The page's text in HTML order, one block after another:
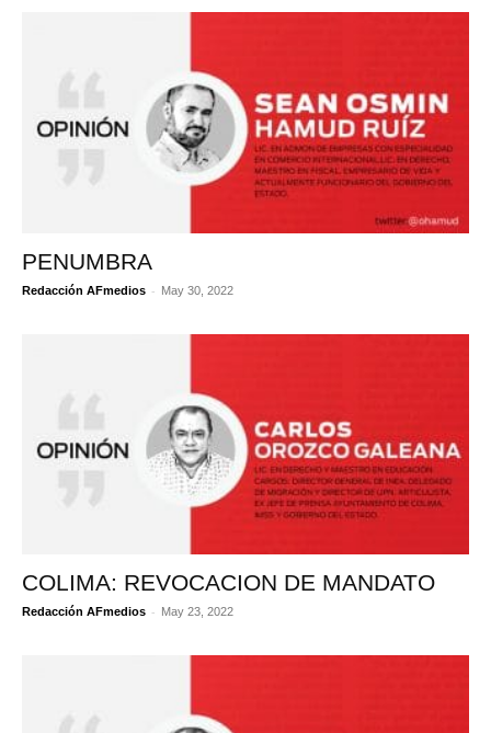
PENUMBRA
Redacción AFmedios - May 30, 2022
COLIMA: REVOCACION DE MANDATO
Redacción AFmedios - May 23, 2022